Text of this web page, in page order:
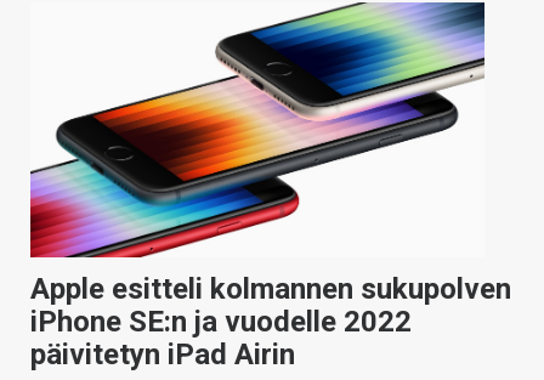
KAUPPA
VAIHDA TEEMA
HAKU
Apple esitteli kolmannen sukupolven
iPhone SE:n ja vuodelle 2022
päivitetyn iPad Airin